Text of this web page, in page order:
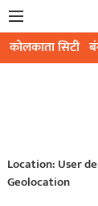
कोलकाता सिटी
Location: User
Geolocation